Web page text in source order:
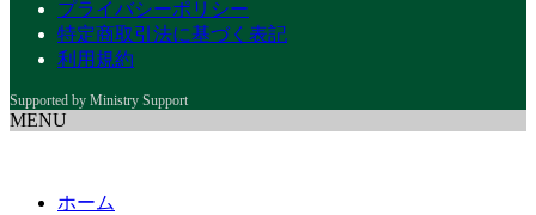
プライバシーポリシー
特定商取引法に基づく表記
利用規約
MENU
ホーム